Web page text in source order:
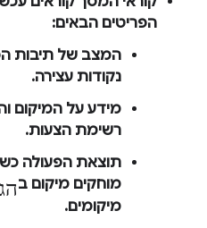
הפריטים הבאים:
המצב של תיבות
נקודות עצירה.
מידע על המיקום
רשימת הצעות.
תוצאת הפעולה
מוחקים מיקום ב
מיקומים.